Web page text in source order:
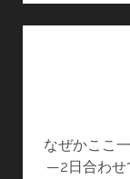
なぜかここ
—2日合わせ